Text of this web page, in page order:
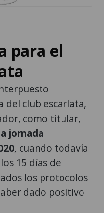
para el
del club escarlata,
como titular,
jornada
, cuando todavía
15 días de
los protocolos
dado positivo